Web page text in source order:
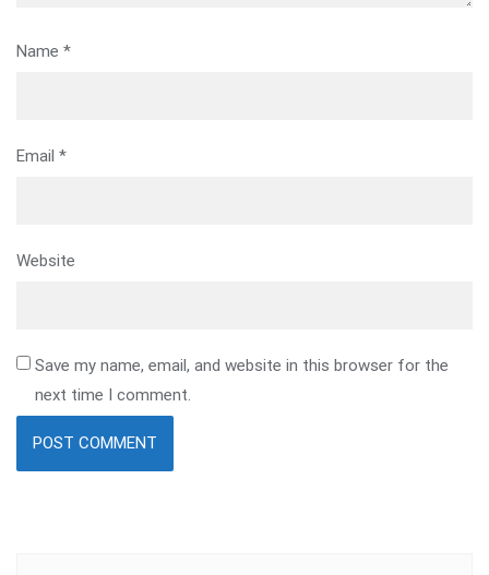
Name *
Email *
Website
Save my name, email, and website in this browser for the
next time I comment.